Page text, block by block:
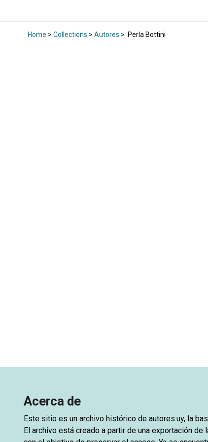
Home > Collections > Autores > Perla Bottini
Acerca de
Este sitio es un archivo histórico de autores.uy, la
El archivo está creado a partir de una exportación